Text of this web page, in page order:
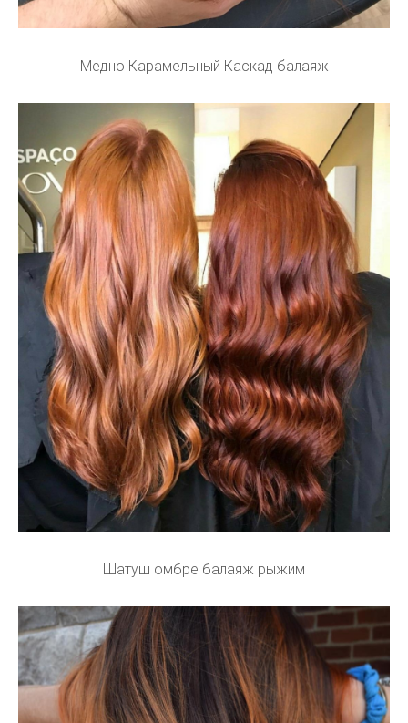
Медно Карамельный Каскад балаяж
Шатуш омбре балаяж рыжим